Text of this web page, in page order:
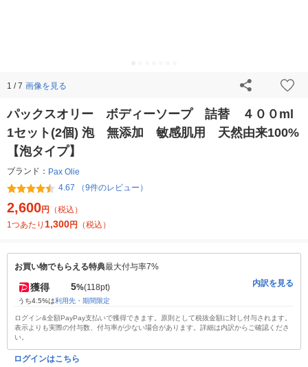
1 / 7 画像を見る
パックスオリー ボディーソープ 詰替 ４００ml
1セット(2個) 泡 無添加 敏感肌用 天然由来100%
【泡タイプ】
ブランド： Pax Olie
4.67 （9件のレビュー）
2,600円
（税込）
1つあたり 1,300円 （税込）
お買い物でもらえる特典最大付与率7%
獲得 5%(118pt)
うち4.5%は利用先・期間限定
内訳を見る
ログイン&全額PayPay支払いで獲得できます。原則として税抜金額に対し付与されます。
表示よりも実際の付与数、付与率が少ない場合があります。詳細は内訳からご確認くださ
い。
ログインはこちら